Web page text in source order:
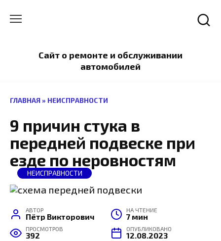
содержанию
Сайт о ремонте и обслуживании
автомобилей
ГЛАВНАЯ » НЕИСПРАВНОСТИ
9 причин стука в
передней подвеске при
езде по неровностям
НЕИСПРАВНОСТИ
АВТОР
Пётр Викторович
НА ЧТЕНИЕ
7 мин
ПРОСМОТРОВ
392
ОПУБЛИКОВАНО
12.08.2023